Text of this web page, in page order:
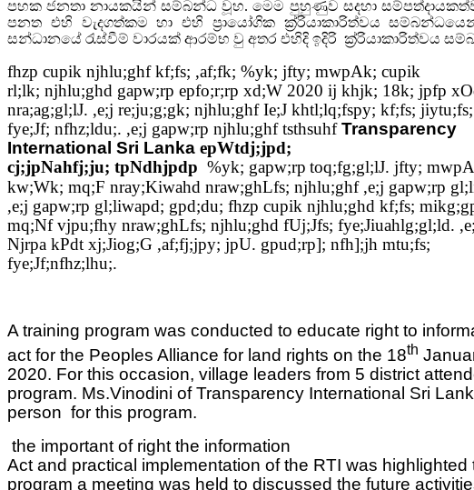
පහක ජනතා නායකයින් සම්බන්ධ වූහ. මෙම පුහුණුව සදහා
පනත එහි වැදගත්කම හා එහි ප‍්‍රායෝගික ක‍්‍ර‍්‍රියාකාරිත්වය
සන්ධානයේ රැස්වීම් වාරයක් ආරම්භ වු අතර එහිදි ඉදිරි ක‍්‍ර‍්‍රියාකාරිත්වය
fhzp cupik njhlu;ghf kf;fs; ,af;fk; %yk; jfty; mwpAk; cupik
rl;lk; njhlu;ghd gapw;rp epfo;r;rp xd;W 2020 ij khjk; 18k; jpfp
nra;ag;gl;lJ. ,e;j re;ju;g;gk; njhlu;ghf Ie;J khtl;lq;fspy; kf;fs; jiytu;fs;
fye;Jf; nfhz;ldu;. ,e;j gapw;rp njhlu;ghf tsthsuhfTransparency
International Sri Lanka epWtdj;jpd;
cj;jpNahfj;ju; tpNdhjpdp %yk; gapw;rp toq;fg;gl;lJ. jfty;
kw;Wk; mq;F nray;Kiwahd nraw;ghLfs; njhlu;ghf ,e;j gapw;rp
,e;j gapw;rp gl;liwapd; gpd;du; fhzp cupik njhlu;ghd kf;fs;
mq;Nf vjpu;fhy nraw;ghLfs; njhlu;ghd fUj;Jfs; fye;Jiuahlg;gl;ld.
Njrpa kPdt xj;Jiog;G ,af;fj;jpy; jpU. gpud;rp]; nfh];jh mtu;fs;
fye;Jf;nfhz;lhu;.
A training program was conducted to educate right to
act for the Peoples Alliance for land rights on the 18th
2020. For this occasion, village leaders from 5 district
program. Ms.Vinodini of Transparency International Sri
person for this program.
the important of right the information
Act and practical implementation of the RTI was highlighted
program a meeting was held to discussed the future